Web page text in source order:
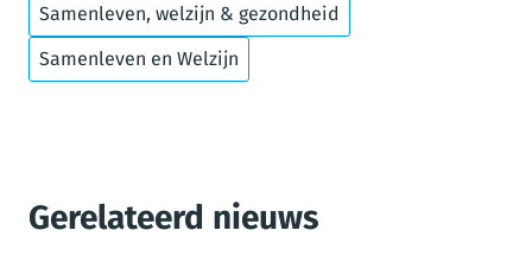
Samenleven, welzijn & gezondheid
Samenleven en Welzijn
Gerelateerd nieuws